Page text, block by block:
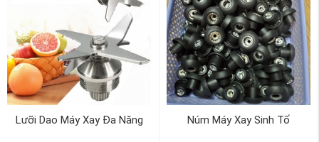
Lưỡi Dao Máy Xay Đa Năng Núm Máy Xay Sinh Tố